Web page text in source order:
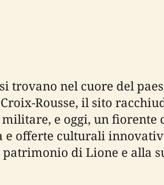
trovano nel cuore del
Rousse, il sito
e oggi, un fiorente
offerte culturali
di Lione e alla